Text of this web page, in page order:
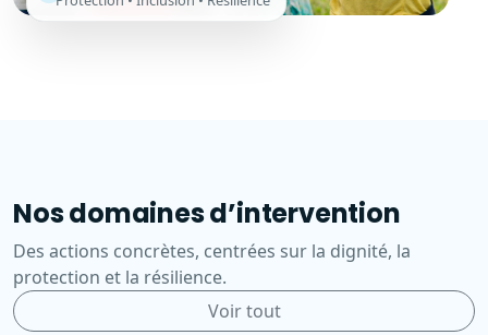
Nos domaines d’intervention
Des actions concrètes, centrées sur la dignité, la
protection et la résilience.
Voir tout